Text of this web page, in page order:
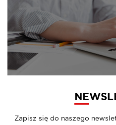
Zapisz się do naszego